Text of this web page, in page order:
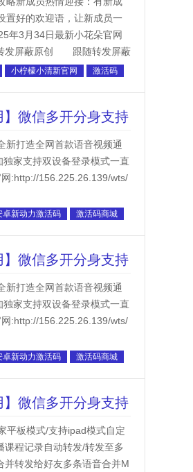
置好的欢迎语，让新成员一
3月34日最新小花朵官网
屏蔽原创 跟随转发屏蔽
小柠檬小清新官网 激活码
】微信多开分身支持
新打造全网首款语音视频通
家支持双设备登录模式一直
:http://156.225.26.139/wts/
卓新动力激活码 激活码商城
】微信多开分身支持
新打造全网首款语音视频通
家支持双设备登录模式一直
:http://156.225.26.139/wts/
卓新动力激活码 激活码商城
】微信多开分身支持
平板模式/支持ipad模式自定
课程记录自动转发/转发至多
转发给好友多条语音合并M